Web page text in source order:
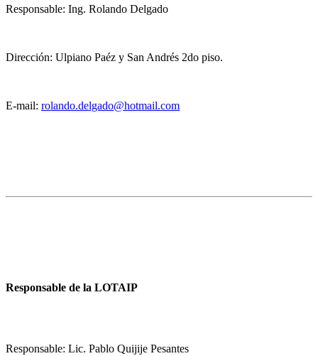
Responsable: Ing. Rolando Delgado
Dirección: Ulpiano Paéz y San Andrés 2do piso.
E-mail: rolando.delgado@hotmail.com
Responsable de la LOTAIP
Responsable: Lic. Pablo Quijije Pesantes